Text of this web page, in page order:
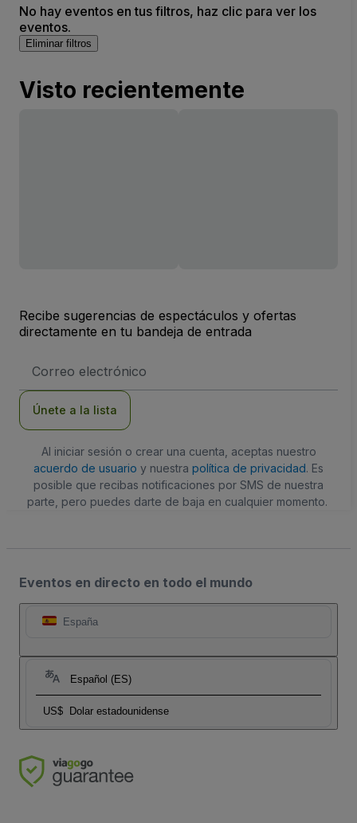
No hay eventos en tus filtros, haz clic para ver los
eventos.
Eliminar filtros
Visto recientemente
Recibe sugerencias de espectáculos y ofertas
directamente en tu bandeja de entrada
de
Únete a la lista
Al iniciar sesión o crear una cuenta, aceptas nuestro
acuerdo de usuario y nuestra política de privacidad. Es
posible que recibas notificaciones por SMS de nuestra
parte, pero puedes darte de baja en cualquier momento.
Eventos en directo en todo el mundo
España
Español (ES)
US$ Dolar estadounidense